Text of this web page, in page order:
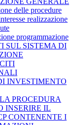
delle procedure
realizzazione
programmazione
SUL SISTEMA DI
INVESTIMENTO
PROCEDURA
INSERIRE IL
CONTENENTE I